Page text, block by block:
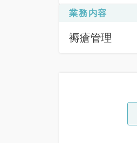
業務内容
褥瘡管理